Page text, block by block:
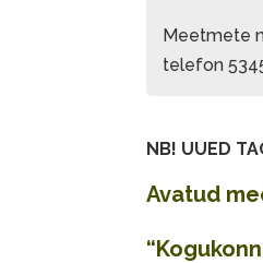
Meetmete
telefon
NB! UUED
Avatud